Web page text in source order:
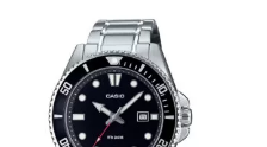
$ 5.135.000.